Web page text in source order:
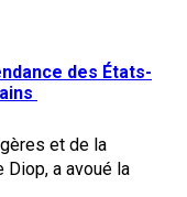
des États-
et de la
Diop, a avoué la